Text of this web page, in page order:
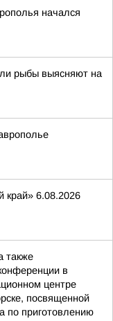
начался
рыбы выясняют на
край» 6.08.2026
также
в
центре
посвященной
по приготовлению